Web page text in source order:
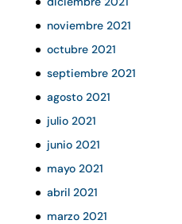
noviembre 2021
octubre 2021
septiembre 2021
agosto 2021
julio 2021
junio 2021
mayo 2021
abril 2021
marzo 2021